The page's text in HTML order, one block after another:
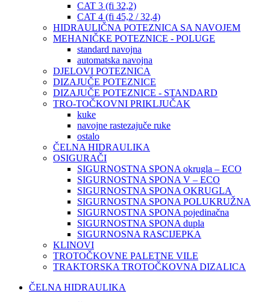
CAT 3 (fi 32,2)
CAT 4 (fi 45,2 / 32,4)
HIDRAULIČNA POTEZNICA SA NAVOJEM
MEHANIČKE POTEZNICE - POLUGE
standard navojna
automatska navojna
DJELOVI POTEZNICA
DIZAJUČE POTEZNICE
DIZAJUČE POTEZNICE - STANDARD
TRO-TOČKOVNI PRIKLJUČAK
kuke
navojne rastezajuče ruke
ostalo
ČELNA HIDRAULIKA
OSIGURAČI
SIGURNOSTNA SPONA okrugla – ECO
SIGURNOSTNA SPONA V – ECO
SIGURNOSTNA SPONA OKRUGLA
SIGURNOSTNA SPONA POLUKRUŽNA
SIGURNOSTNA SPONA pojedinačna
SIGURNOSTNA SPONA dupla
SIGURNOSNA RASCIJEPKA
KLINOVI
TROTOČKOVNE PALETNE VILE
TRAKTORSKA TROTOČKOVNA DIZALICA
ČELNA HIDRAULIKA